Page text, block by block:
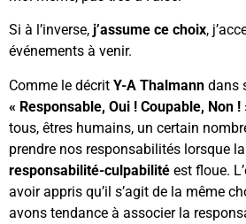
Si à l’inverse, j’assume ce choix,
événements à venir.
Comme le décrit Y-A Thalmann dans
« Responsable, Oui ! Coupable, Non !
tous, êtres humains, un certain
prendre nos responsabilités lorsque
responsabilité-culpabilité est floue.
avoir appris qu’il s’agit de la même
avons tendance à associer la